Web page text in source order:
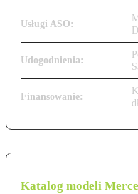
Usługi ASO:
Udogodnienia:
Finansowanie:
Katalog modeli